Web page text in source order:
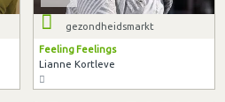
gezondheidsmarkt
Feeling Feelings
Lianne Kortleve